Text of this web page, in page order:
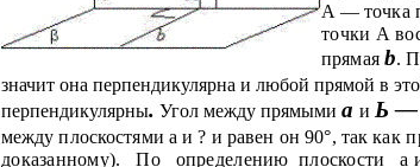
А — точка
точки А
прямая b.
значит она перпендикулярна и любой прямой в
перпендикулярны. Угол между прямыми а и Ь —
междуплоскостямиa и ? и равен он 90°, так как
доказанному).
По определению плоскости a